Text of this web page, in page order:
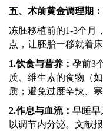
五、术前黄金调理期
冻胚移植前的1-3个月
点，让胚胎一移就着床
1.饮食与营养： 孕前3
质、维生素的食物（
质；避免过度辛辣、寒
2.作息与血流： 早睡早
以调节内分泌。文献